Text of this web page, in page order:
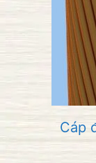
Cáp